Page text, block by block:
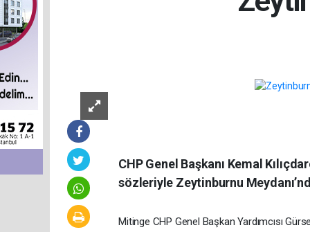
CHP Genel Başkanı Kemal
sözleriyle Zeytinburnu
Mitinge CHP Genel Başkan Yardımcısı